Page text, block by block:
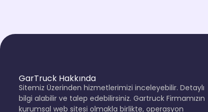
GarTruck Hakkında
Sitemiz Üzerinden hizmetlerimizi inceleyebilir. Detaylı
bilgi alabilir ve talep edebilirsiniz. Gartruck Firmamızın
kurumsal web sitesi olmakla birlikte, operasyon